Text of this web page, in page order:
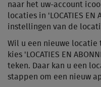
naar het uw-account
locaties in 'LOCATIES EN
instellingen van de
Wil u een nieuwe locatie
kies 'LOCATIES EN
teken. Daar kan u een
stappen om een nieuw